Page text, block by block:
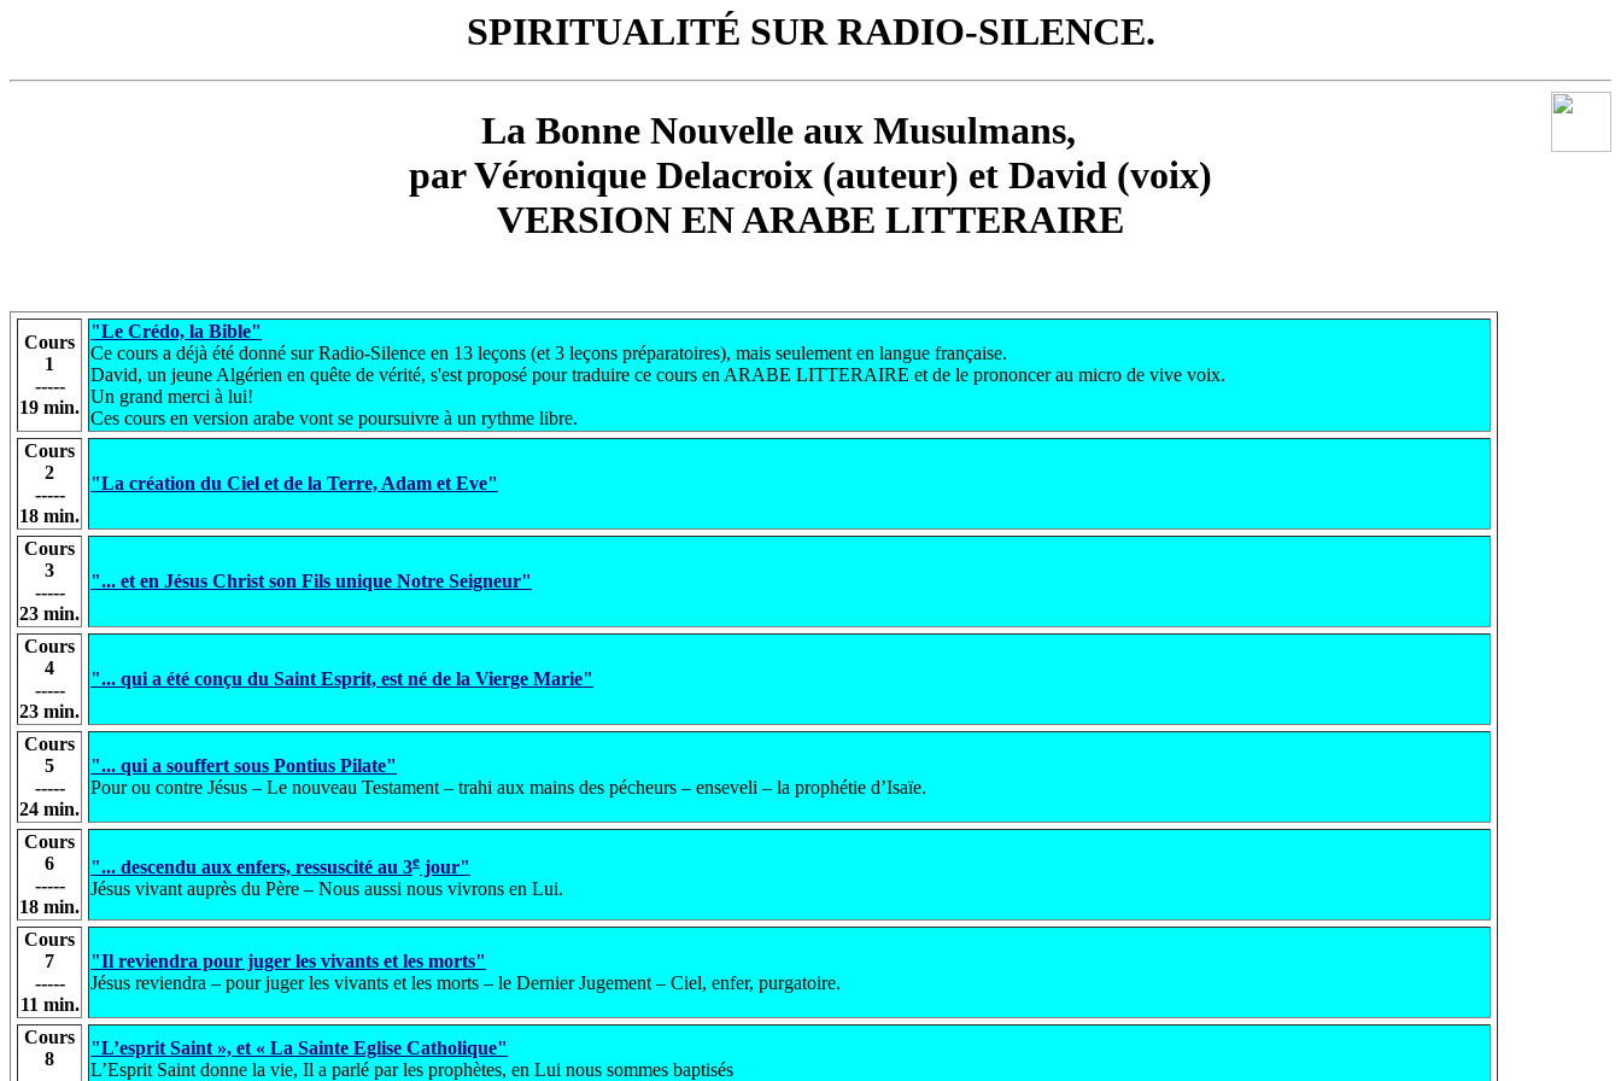
SPIRITUALITÉ SUR RADIO-SILENCE.
La Bonne Nouvelle aux Musulmans,
par Véronique Delacroix (auteur) et David (voix)
VERSION EN ARABE LITTERAIRE
Cours
1
-----
19 min.
"Le Crédo, la Bible"
Ce cours a déjà été donné sur Radio-Silence en 13 leçons (et 3 leçons préparatoires), mais seulement en langue française.
David, un jeune Algérien en quête de vérité, s'est proposé pour traduire ce cours en ARABE LITTERAIRE et de le prononcer au micro de vive voix.
Un grand merci à lui!
Ces cours en version arabe vont se poursuivre à un rythme libre.
Cours
2
-----
18 min.
"La création du Ciel et de la Terre, Adam et Eve"
Cours
3
-----
23 min.
"... et en Jésus Christ son Fils unique Notre Seigneur"
Cours
4
-----
23 min.
"... qui a été conçu du Saint Esprit, est né de la Vierge Marie"
Cours
5
-----
24 min.
"... qui a souffert sous Pontius Pilate"
Pour ou contre Jésus – Le nouveau Testament – trahi aux mains des pécheurs – enseveli – la prophétie d’Isaïe.
Cours
6
-----
18 min.
"... descendu aux enfers, ressuscité au 3e jour"
Jésus vivant auprès du Père – Nous aussi nous vivrons en Lui.
Cours
7
-----
11 min.
"Il reviendra pour juger les vivants et les morts"
Jésus reviendra – pour juger les vivants et les morts – le Dernier Jugement – Ciel, enfer, purgatoire.
Cours
8
"L’esprit Saint », et « La Sainte Eglise Catholique"
L’Esprit Saint donne la vie, Il a parlé par les prophètes, en Lui nous sommes baptisés